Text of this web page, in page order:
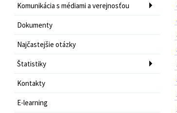
Komunikácia s médiami a verejnosťou
Dokumenty
Najčastejšie otázky
Štatistiky
Kontakty
E-learning